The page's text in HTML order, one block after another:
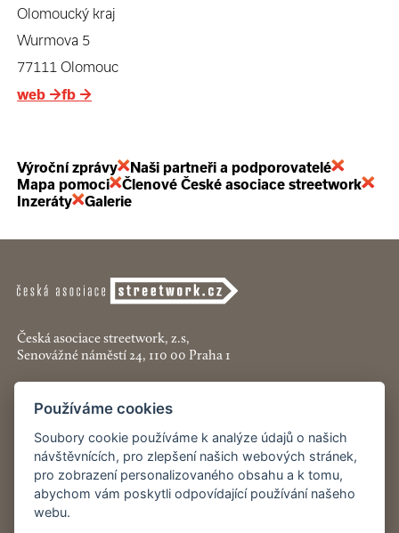
Olomoucký kraj
Wurmova 5
77111 Olomouc
web →fb →
Výroční zprávy
Naši partneři a podporovatelé
Mapa pomoci
Členové České asociace streetwork
Inzeráty
Galerie
Česká asociace streetwork, z.s,
Senovážné náměstí 24, 110 00 Praha 1
+420 774 913 777
asociace@streetwork.cz
Nastavení cookies
Restartshop.cz
Používáme cookies
Soubory cookie používáme k analýze údajů o našich
návštěvnících, pro zlepšení našich webových stránek,
pro zobrazení personalizovaného obsahu a k tomu,
abychom vám poskytli odpovídající používání našeho
webu.